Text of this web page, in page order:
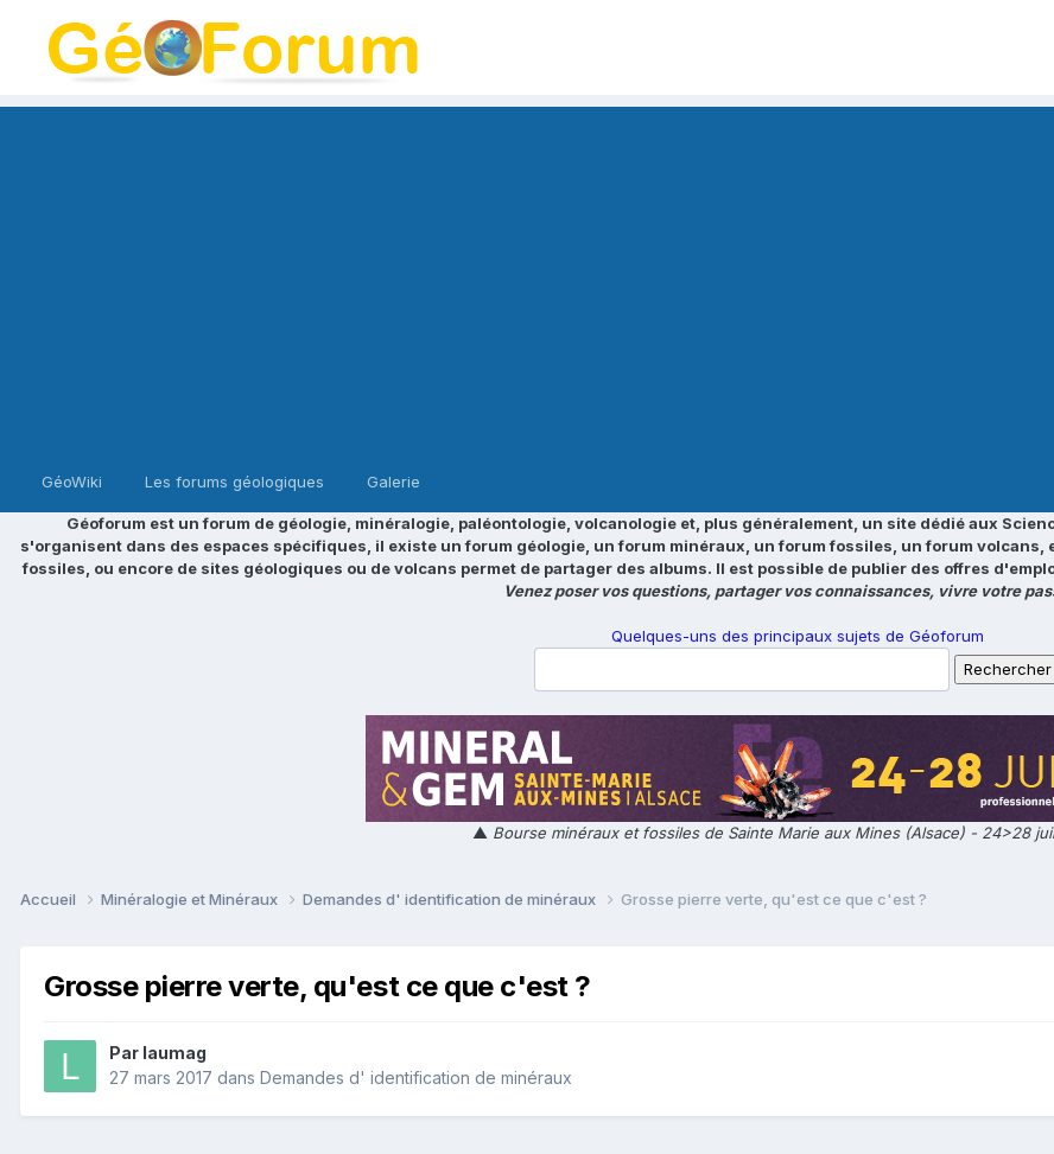
GéoWiki Les forums géologiques Galerie
Géoforum est un forum de géologie, minéralogie, paléontologie, volcanologie et, plus généralement, un site dédié aux
s'organisent dans des espaces spécifiques, il existe un forum géologie, un forum minéraux, un forum fossiles, un forum volcans,
fossiles, ou encore de sites géologiques ou de volcans permet de partager des albums. Il est possible de publier des offres
Venez poser vos questions, partager vos connaissances, vivre votre
Quelques-uns des principaux sujets de Géoforum
▲ Bourse minéraux et fossiles de Sainte Marie aux Mines (Alsace) - 24>28
Accueil Minéralogie et Minéraux Demandes d' identification de minéraux Grosse pierre verte, qu'est ce que c'est ?
Grosse pierre verte, qu'est ce que c'est ?
Par laumag
27 mars 2017 dans Demandes d' identification de minéraux